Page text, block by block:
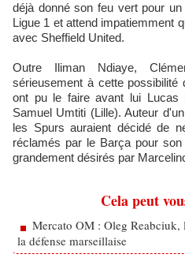
déjà donné son feu vert pour
Ligue 1 et attend impatiemment
avec Sheffield United.
Outre Iliman Ndiaye,
sérieusement à cette
ont pu le faire avant lui Lucas
Samuel Umtiti (Lille). Auteur
les Spurs auraient décidé de
réclamés par le Barça pour
grandement désirés par
Cela peut
Mercato OM : Oleg
la défense marseillaise